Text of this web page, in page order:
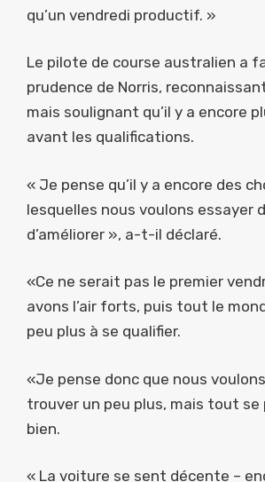
qu’un vendredi productif. »
Le pilote de course australien a
prudence de Norris,
mais soulignant qu’il y a encore
avant les qualifications.
« Je pense qu’il y a encore des
lesquelles nous voulons essayer
d’améliorer », a-t-il déclaré.
«Ce ne serait pas le premier
avons l’air forts, puis tout le
peu plus à se qualifier.
«Je pense donc que nous
trouver un peu plus, mais tout se
bien.
« La voiture se sent décente –